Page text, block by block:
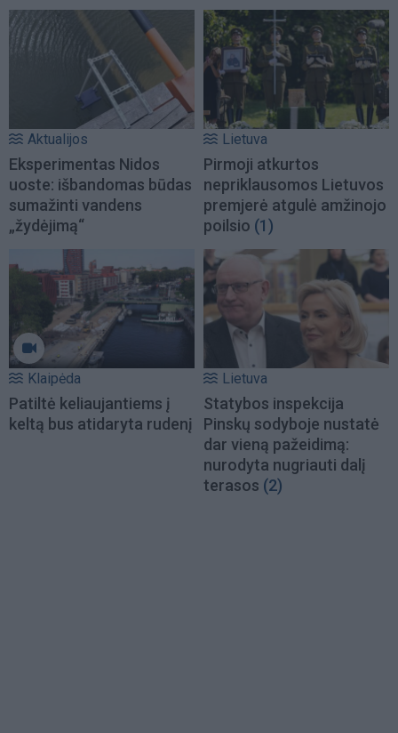
Aktualijos
Eksperimentas Nidos
uoste: išbandomas būdas
sumažinti vandens
„žydėjimą“
Lietuva
Pirmoji atkurtos
nepriklausomos Lietuvos
premjerė atgulė amžinojo
poilsio (1)
Klaipėda
Patiltė keliaujantiems į
keltą bus atidaryta rudenį
Lietuva
Statybos inspekcija
Pinskų sodyboje nustatė
dar vieną pažeidimą:
nurodyta nugriauti dalį
terasos (2)